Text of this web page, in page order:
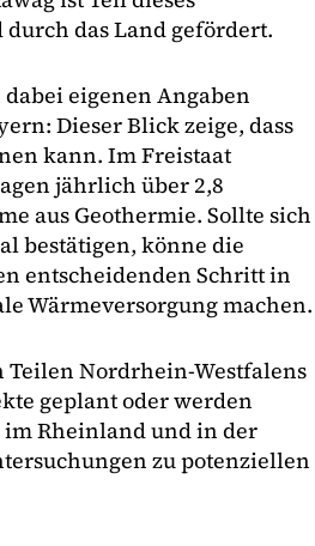
das Land gefördert.
eigenen Angaben
Dieser Blick zeige, dass
kann. Im Freistaat
jährlich über 2,8
aus Geothermie. Sollte sich
bestätigen, könne die
entscheidenden Schritt in
Wärmeversorgung machen.
Teilen Nordrhein-Westfalens
geplant oder werden
im Rheinland und in der
zu potenziellen